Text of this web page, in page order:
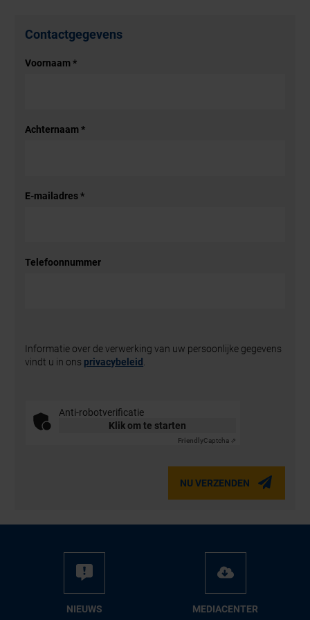
Contactgegevens
Voornaam*
Achternaam*
E-mailadres*
Telefoonnummer
Informatie over de verwerking van uw persoonlijke gegevens
vindt u in ons privacybeleid
Anti-robotverificatie
Klik om te starten
FriendlyCaptcha ⇗
NU VERZENDEN
NIEUWS ME­DIA­CEN­TER